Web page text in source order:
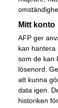
Mitt konto
AFP ger
kan hantera
som de kan
lösenord.
att kunna
data igen.
historiken